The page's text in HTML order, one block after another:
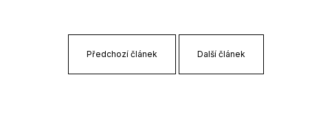
Předchozí článek Další článek